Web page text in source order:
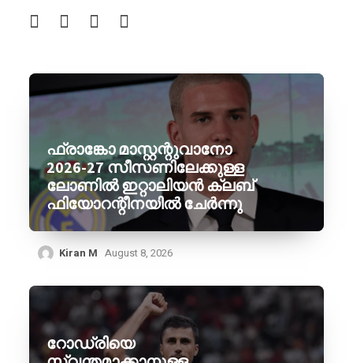
ഫ്രാങ്കോ മാസ്റ്റന്റുവാനോ
2026-27 സീസണിലേക്കുള്ള
ലോണിൽ ഇറ്റാലിയൻ ക്ലബ്
ഫിയോറന്റീനയിൽ ചേർന്നു
Kiran M August 8, 2026
റോഡ്രിയെ